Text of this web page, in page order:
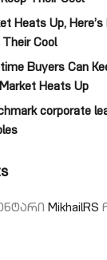
Heats Up,
Their Cool
Buyers Can
Heats Up
corporate
MikhailRS